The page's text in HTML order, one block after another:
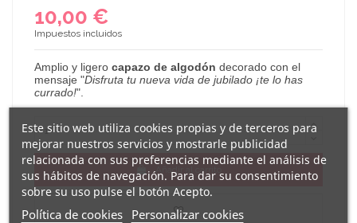
10,00 €
Impuestos incluidos
Amplio y ligero capazo de algodón decorado con el
mensaje "Disfruta tu nueva vida de jubilado ¡te lo has
currado!".
Añadir al carrito
Este sitio web utiliza cookies propias y de terceros para
mejorar nuestros servicios y mostrarle publicidad
relacionada con sus preferencias mediante el análisis de
sus hábitos de navegación. Para dar su consentimiento
sobre su uso pulse el botón Acepto.
Política de cookies Personalizar cookies